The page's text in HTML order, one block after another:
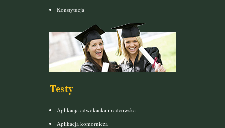
Konstytucja
Testy
Aplikacja adwokacka i radcowska
Aplikacja komornicza